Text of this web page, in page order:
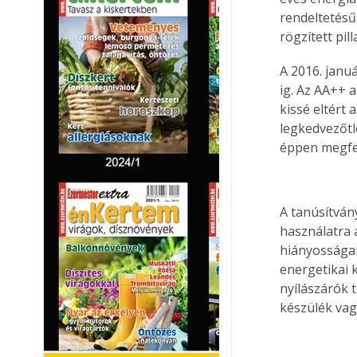
rögzített
A 2016.
ig. Az AA++
kissé eltért
éppen
A
használatra
energetikai
nyílászárók
készülék